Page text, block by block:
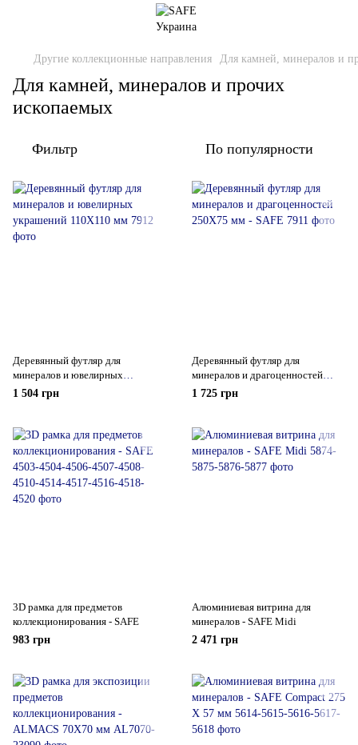
Другие коллекционные направления Для камней, минералов и
Для камней, минералов и прочих
ископаемых
Фильтр По популярности
Деревянный футляр для
минералов и ювелирных
украшений 110Х110 мм
1 504 грн
Деревянный футляр для
минералов и драгоценностей
250Х75 мм - SAFE
1 725 грн
3D рамка для предметов
коллекционирования - SAFE
983 грн
Алюминиевая витрина для
минералов - SAFE Midi
2 471 грн